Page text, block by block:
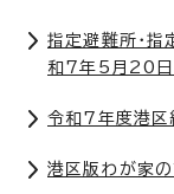
指定避難所・
和7年5月20日
令和7年度港区
港区版わが家の